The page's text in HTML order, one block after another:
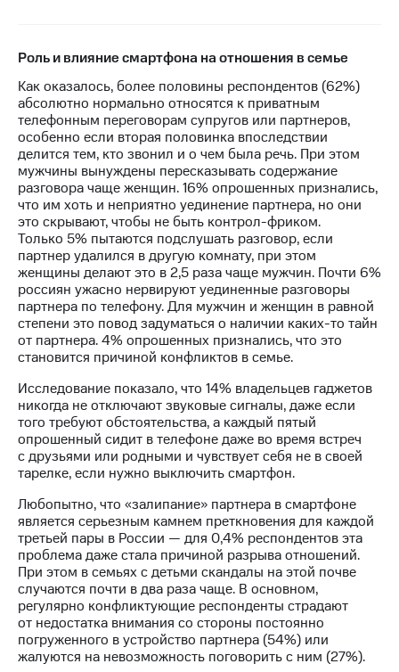
отчетность
Контакты
Пригласить
спикера
и акционерам
Корпоративное
управление
Корпоративный
секретарь
Раскрытие
информации
Информация
акционерам
Документы
"МТС"
Собрания
акционеров
Личный
кабинет
акционера
капитал
Контроль
и
аудит
Рынок
акций
Описание
Программа
приобретения
Роль и влияние смартфона на отношения в семье
Как оказалось, более половины респондентов (62%)
абсолютно нормально относятся к приватным
телефонным переговорам супругов или партнеров,
особенно если вторая половинка впоследствии
делится тем, кто звонил и о чем была речь. При этом
мужчины вынуждены пересказывать содержание
разговора чаще женщин. 16% опрошенных признались,
что им хоть и неприятно уединение партнера, но они
это скрывают, чтобы не быть контрол-фриком.
Только 5% пытаются подслушать разговор, если
партнер удалился в другую комнату, при этом
женщины делают это в 2,5 раза чаще мужчин. Почти 6%
россиян ужасно нервируют уединенные разговоры
партнера по телефону. Для мужчин и женщин в равной
степени это повод задуматься о наличии каких-то тайн
от партнера. 4% опрошенных признались, что это
становится причиной конфликтов в семье.
Исследование показало, что 14% владельцев гаджетов
никогда не отключают звуковые сигналы, даже если
того требуют обстоятельства, а каждый пятый
опрошенный сидит в телефоне даже во время встреч
с друзьями или родными и чувствует себя не в своей
тарелке, если нужно выключить смартфон.
Любопытно, что «залипание» партнера в смартфоне
является серьезным камнем преткновения для каждой
третьей пары в России — для 0,4% респондентов эта
проблема даже стала причиной разрыва отношений.
При этом в семьях с детьми скандалы на этой почве
случаются почти в два раза чаще. В основном,
регулярно конфликтующие респонденты страдают
от недостатка внимания со стороны постоянно
погруженного в устройство партнера (54%) или
жалуются на невозможность поговорить с ним (27%).